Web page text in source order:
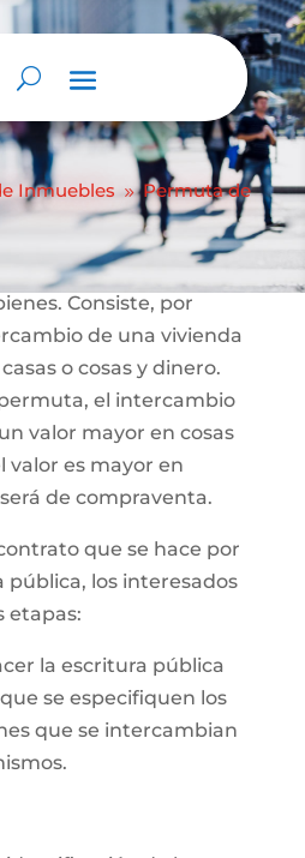
Inmuebles 9 Permuta de
para que una
en propietaria de una
o de una
Consiste, por
de una vivienda
o cosas y dinero.
el intercambio
valor mayor en cosas
valor es mayor en
de compraventa.
que se hace por
pública, los interesados
etapas:
la escritura pública
se especifiquen los
que se intercambian